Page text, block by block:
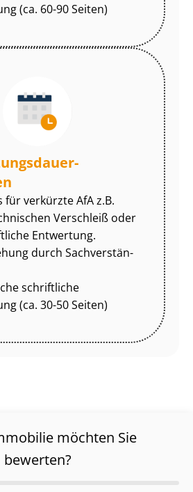
(ca. 60-90 Seiten)
für verkürzte AfA z.B.
Verschleiß oder
Entwertung.
durch Sach­ver­stän­
schriftliche
(ca. 30-50 Seiten)
möchten Sie
bewerten?